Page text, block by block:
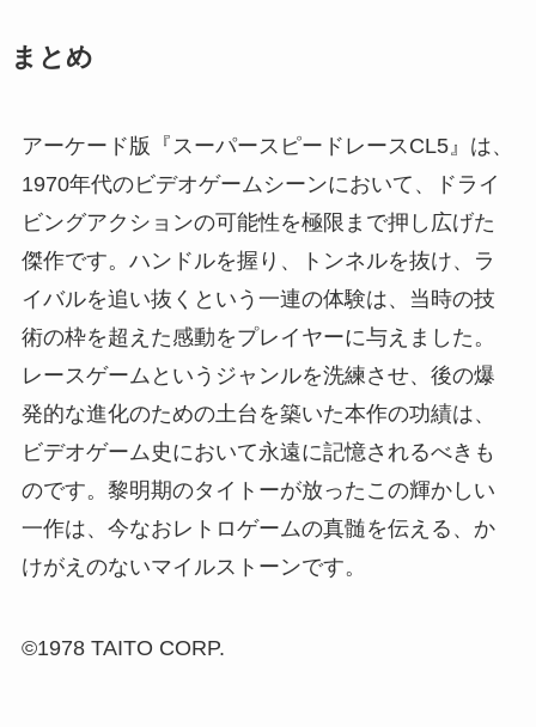
まとめ
アーケード版『スーパースピードレースCL5』は、
1970年代のビデオゲームシーンにおいて、ドライ
ビングアクションの可能性を極限まで押し広げた
傑作です。ハンドルを握り、トンネルを抜け、ラ
イバルを追い抜くという一連の体験は、当時の技
術の枠を超えた感動をプレイヤーに与えました。
レースゲームというジャンルを洗練させ、後の爆
発的な進化のための土台を築いた本作の功績は、
ビデオゲーム史において永遠に記憶されるべきも
のです。黎明期のタイトーが放ったこの輝かしい
一作は、今なおレトロゲームの真髄を伝える、か
けがえのないマイルストーンです。
©1978 TAITO CORP.